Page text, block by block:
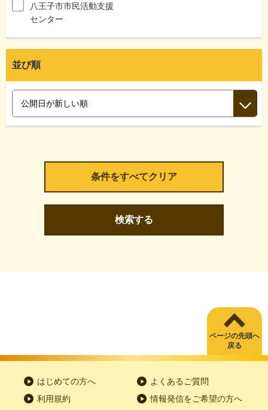
八王子市市民活動支援
センター
並び順
検索する
ページの先頭へ
戻る
はじめての方へ
よくあるご質問
利用規約
情報発信をご希望の方へ